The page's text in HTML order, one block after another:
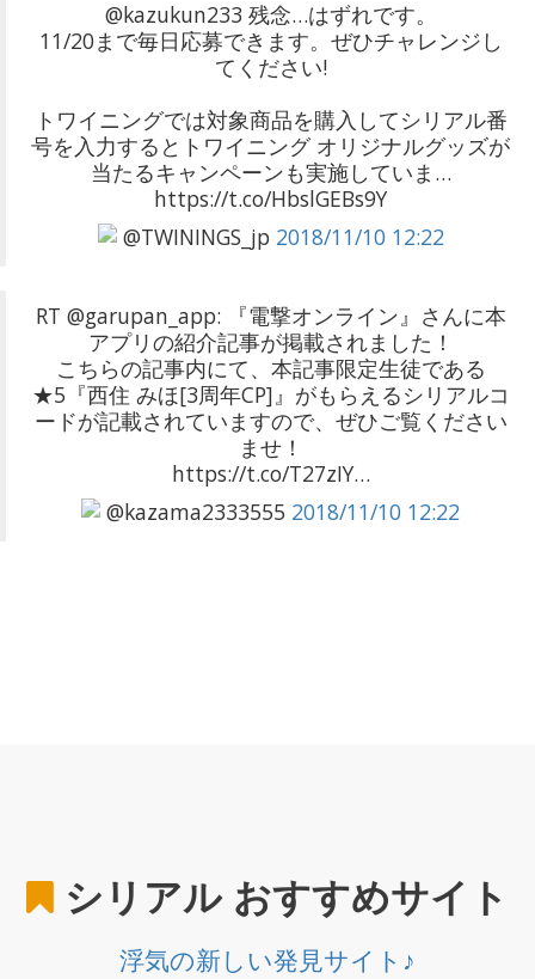
@kazukun233 残念…はずれです。
11/20まで毎日応募できます。ぜひチャレンジし
てください!
トワイニングでは対象商品を購入してシリアル番
号を入力するとトワイニング オリジナルグッズが
当たるキャンペーンも実施していま…
https://t.co/HbslGEBs9Y
@TWININGS_jp 2018/11/10 12:22
RT @garupan_app: 『電撃オンライン』さんに本
アプリの紹介記事が掲載されました！
こちらの記事内にて、本記事限定生徒である
★5『西住 みほ[3周年CP]』がもらえるシリアルコ
ードが記載されていますので、ぜひご覧ください
ませ！
https://t.co/T27zIY…
@kazama2333555 2018/11/10 12:22
シリアルおすすめサイト
浮気の新しい発見サイト♪